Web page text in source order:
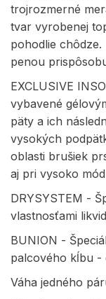
trojrozmerné
tvar vyrobenej
pohodlie
penou
EXCLUSIVE
vybavené
päty a ich
vysokých
oblasti brušiek
aj pri vysoko
DRYSYSTEM -
vlastnosťami
BUNION -
palcového kĺbu -
Váha jedného